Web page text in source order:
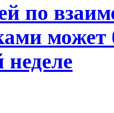
по
может